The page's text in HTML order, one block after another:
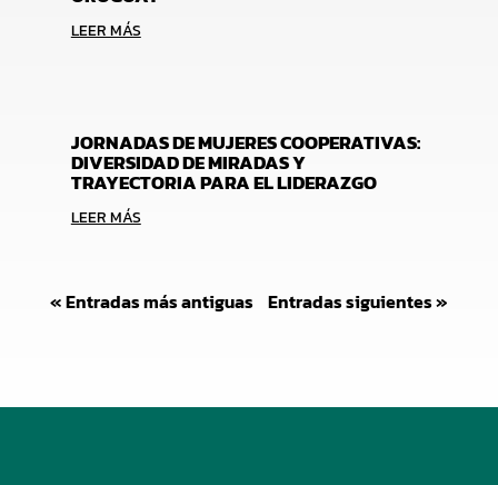
LEER MÁS
JORNADAS DE MUJERES COOPERATIVAS:
DIVERSIDAD DE MIRADAS Y
TRAYECTORIA PARA EL LIDERAZGO
LEER MÁS
« Entradas más antiguas Entradas siguientes »